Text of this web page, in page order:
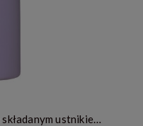
B.BOX Butelka termiczna ze składanym ustnikiem – termos ze stali nierdzewnej 1l - Lilac Love